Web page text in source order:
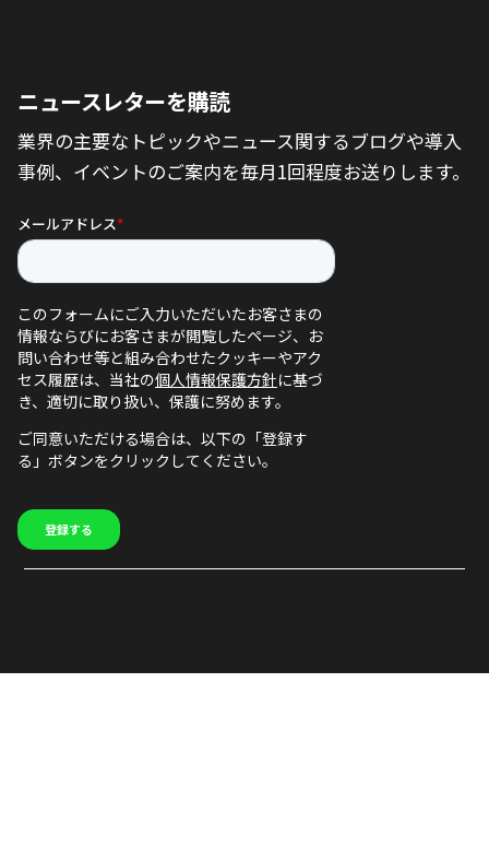
ニュースレターを購読
業界の主要なトピックやニュース関するブログや導入
事例、イベントのご案内を毎月1回程度お送りします。